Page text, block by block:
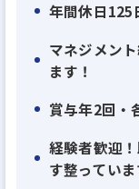
します。
＜求人のポイント
◆賞与年3回＋
◆年間休日125
年間休日125
マネジメン
ます！
賞与年2回・
経験者歓迎
す整っていま